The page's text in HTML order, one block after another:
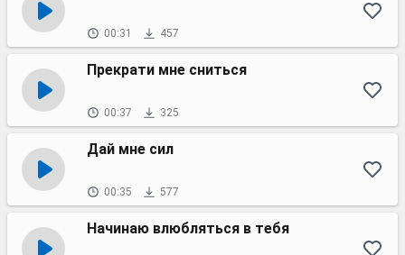
00:31 457
Прекрати мне сниться
00:37 325
Дай мне сил
00:35 577
Начинаю влюбляться в тебя